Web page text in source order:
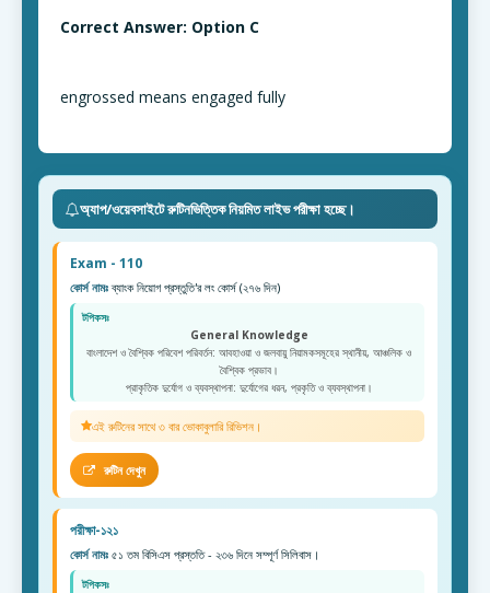
Correct Answer: Option C
engrossed means engaged fully
অ্যাপ/ওয়েবসাইটে রুটিনভিত্তিক নিয়মিত লাইভ পরীক্ষা হচ্ছে।
Exam - 110
কোর্স নামঃব্যাংক নিয়োগ প্রস্তুতি'র লং কোর্স (২৭৬ দিন)
টপিকসঃ
General Knowledge
বাংলাদেশ ও বৈশ্বিক পরিবেশ পরিবর্তন: আবহাওয়া ও জলবায়ু নিয়ামকসমূহের স্থানীয়, আঞ্চলিক ও
বৈশ্বিক প্রভাব।
প্রাকৃতিক দুর্যোগ ও ব্যবস্থাপনা: দুর্যোগের ধরন, প্রকৃতি ও ব্যবস্থাপনা।
এই রুটিনের সাথে ৩ বার ভোকাবুলারি রিভিশন।
রুটিন দেখুন
পরীক্ষা-১২১
কোর্স নামঃ ৫১ তম বিসিএস প্রস্ততি - ২৩৬ দিনে সম্পূর্ণ সিলিবাস।
টপিকসঃ